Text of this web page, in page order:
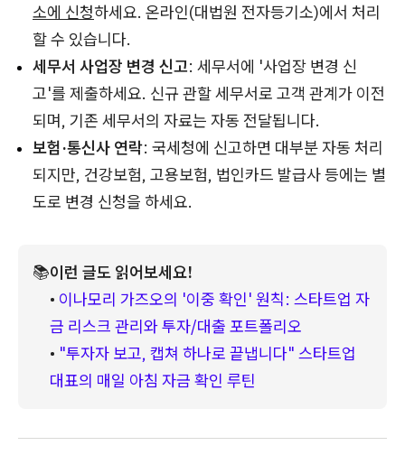
소에 신청하세요. 온라인(대법원 전자등기소)에서 처리
할 수 있습니다.
세무서 사업장 변경 신고: 세무서에 '사업장 변경 신
고'를 제출하세요. 신규 관할 세무서로 고객 관계가 이전
되며, 기존 세무서의 자료는 자동 전달됩니다.
보험·통신사 연락: 국세청에 신고하면 대부분 자동 처리
되지만, 건강보험, 고용보험, 법인카드 발급사 등에는 별
도로 변경 신청을 하세요.
📚이런 글도 읽어보세요!
• 이나모리 가즈오의 '이중 확인' 원칙: 스타트업 자
금 리스크 관리와 투자/대출 포트폴리오
• "투자자 보고, 캡쳐 하나로 끝냅니다" 스타트업
대표의 매일 아침 자금 확인 루틴